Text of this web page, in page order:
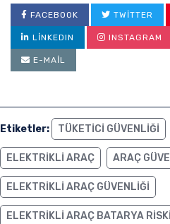
FACEBOOK TWITTER
LINKEDIN INSTAGRAM
E-MAIL
Etiketler: TÜKETICI GÜVENLIĞI
ELEKTRİKLİ ARAÇ ARAÇ
ELEKTRIKLI ARAÇ GÜVENLIĞI
ELEKTRIKLI ARAÇ BATARYA RISKI